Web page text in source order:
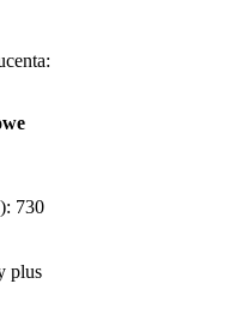
730
plus